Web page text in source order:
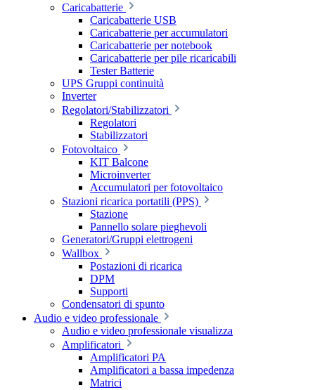
Caricabatterie
Caricabatterie USB
Caricabatterie per accumulatori
Caricabatterie per notebook
Caricabatterie per pile ricaricabili
Tester Batterie
UPS Gruppi continuità
Inverter
Regolatori/Stabilizzatori
Regolatori
Stabilizzatori
Fotovoltaico
KIT Balcone
Microinverter
Accumulatori per fotovoltaico
Stazioni ricarica portatili (PPS)
Stazione
Pannello solare pieghevoli
Generatori/Gruppi elettrogeni
Wallbox
Postazioni di ricarica
DPM
Supporti
Condensatori di spunto
Audio e video professionale
Audio e video professionale visualizza
Amplificatori
Amplificatori PA
Amplificatori a bassa impedenza
Matrici